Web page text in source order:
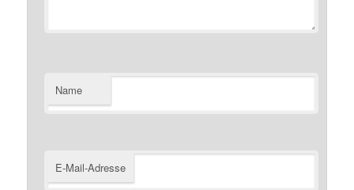
Name
E-Mail-Adresse